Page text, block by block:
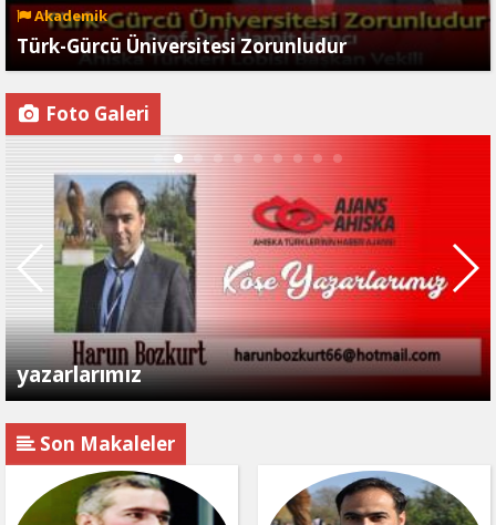
Akademik
Türk-Gürcü Üniversitesi Zorunludur
Foto Galeri
yazarlarımız
Son Makaleler